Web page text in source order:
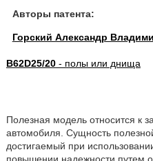
Авторы патента:
Горский Александр
B62D25/20- полы или днища
Полезная модель относится к
автомобиля. Сущность
достигаемый при